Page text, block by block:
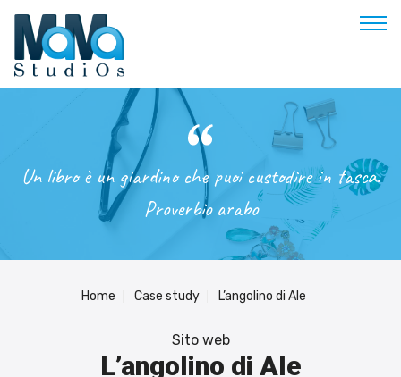
Buongiorno
Soluzioni & Costi
Un libro è un giardino che puoi custodire in tasca.
Proverbio arabo
Home Case study L’angolino di Ale
Sito web
L’angolino di Ale